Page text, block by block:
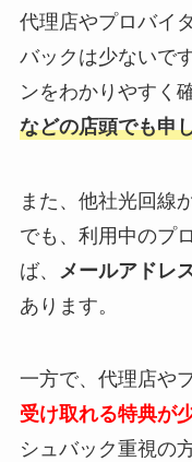
代理店やプロバイ
バックは少ないで
ンをわかりやすく
などの店頭でも申
また、他社光回線
でも、利用中のプ
ば、
メールアドレ
あります。
一方で、代理店や
受け取れる特典が
シュバック重視の